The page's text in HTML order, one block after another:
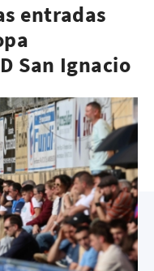
entradas
San Ignacio